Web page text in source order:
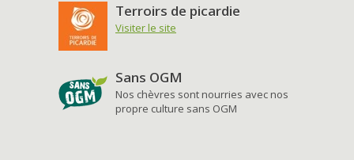
Terroirs de picardie
Visiter le site
Sans OGM
Nos chèvres sont nourries avec nos
propre culture sans OGM